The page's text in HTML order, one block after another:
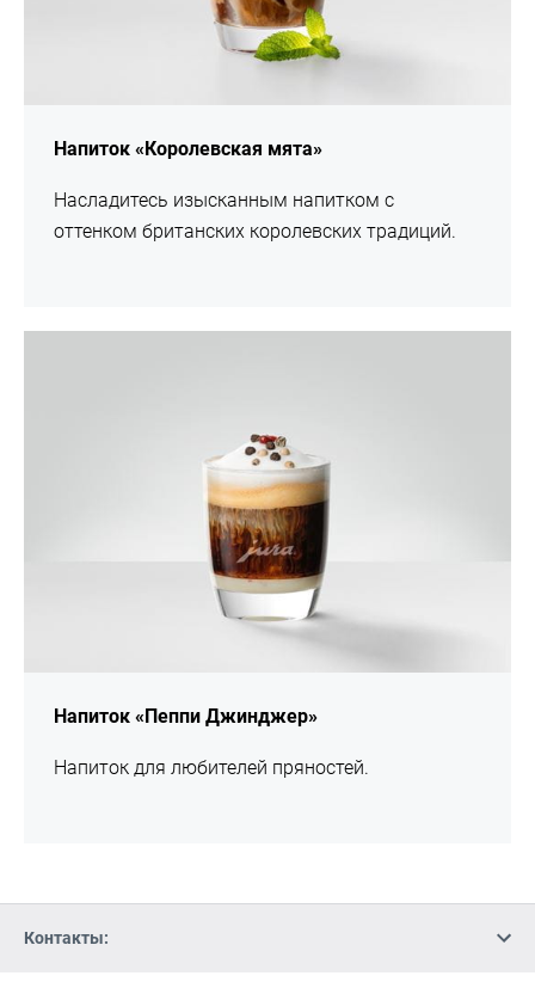
Напиток «Королевская мята»
Насладитесь изысканным напитком с
оттенком британских королевских традиций.
Напиток «Пеппи Джинджер»
Напиток для любителей пряностей.
Контакты: